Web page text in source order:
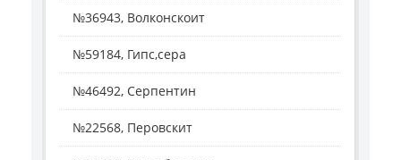
№36943, Волконскоит
№59184, Гипс,сера
№46492, Серпентин
№22568, Перовскит